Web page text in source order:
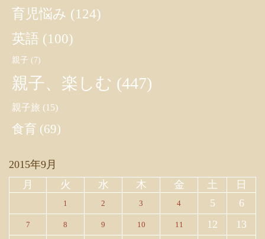
育児悩み (124)
英語 (100)
親子 (7)
親子、楽しむ (447)
親子旅 (15)
食育 (69)
2015年9月
月
火 水 木 金 土 日
1 2 3 4 5 6
7 8 9 10 11 12 13